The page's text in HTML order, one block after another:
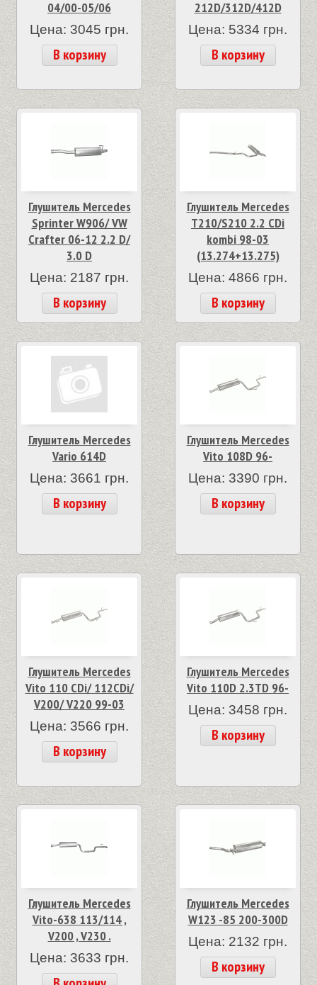
04/00-05/06
Цена: 3045 грн.
В корзину
212D/312D/412D
Цена: 5334 грн.
В корзину
Глушитель Mercedes
Sprinter W906/ VW
Crafter 06-12 2.2 D/
3.0 D
Цена: 2187 грн.
В корзину
Глушитель Mercedes
T210/S210 2.2 CDi
kombi 98-03
(13.274+13.275)
Цена: 4866 грн.
В корзину
Глушитель Mercedes
Vario 614D
Цена: 3661 грн.
В корзину
Глушитель Mercedes
Vito 108D 96-
Цена: 3390 грн.
В корзину
Глушитель Mercedes
Vito 110 CDi/ 112CDi/
V200/ V220 99-03
Цена: 3566 грн.
В корзину
Глушитель Mercedes
Vito 110D 2.3TD 96-
Цена: 3458 грн.
В корзину
Глушитель Mercedes
Vito-638 113/114 ,
V200 , V230 .
Цена: 3633 грн.
Глушитель Mercedes
W123 -85 200-300D
Цена: 2132 грн.
В корзину